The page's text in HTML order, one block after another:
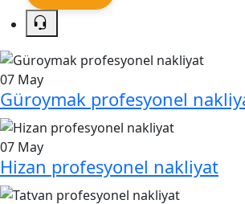
07 May
Güroymak profesyonel
07 May
Hizan profesyonel nakliyat